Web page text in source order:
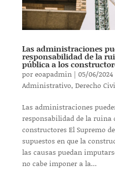
Las administraciones
responsabilidad de la
pública a los
poreoapadmin| 05/06/2024
Administrativo, Derecho
Las administraciones
responsabilidad de la ruina
constructores El Supremo
supuestos en que la
las causas puedan
no cabe imponer a la...